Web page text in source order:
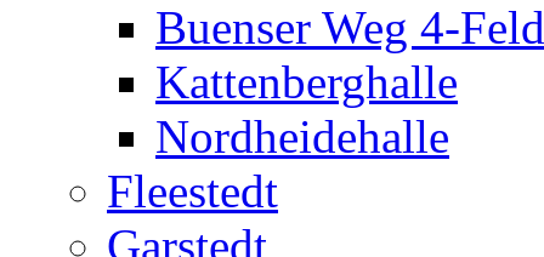
Buenser Weg 4-Feld
Kattenberghalle
Nordheidehalle
Fleestedt
Garstedt